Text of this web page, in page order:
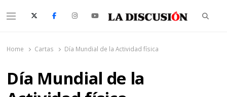
Menu
Home Cartas Día Mundial de la Actividad física
Día Mundial de la